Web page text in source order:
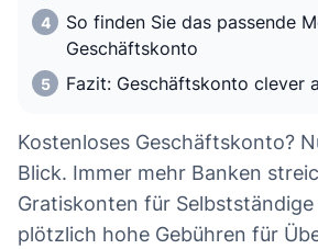
So finden Sie das passende
Geschäftskonto
Fazit: Geschäftskonto clever
Kostenloses Geschäftskonto?
Blick. Immer mehr Banken
Gratiskonten für
plötzlich hohe Gebühren für